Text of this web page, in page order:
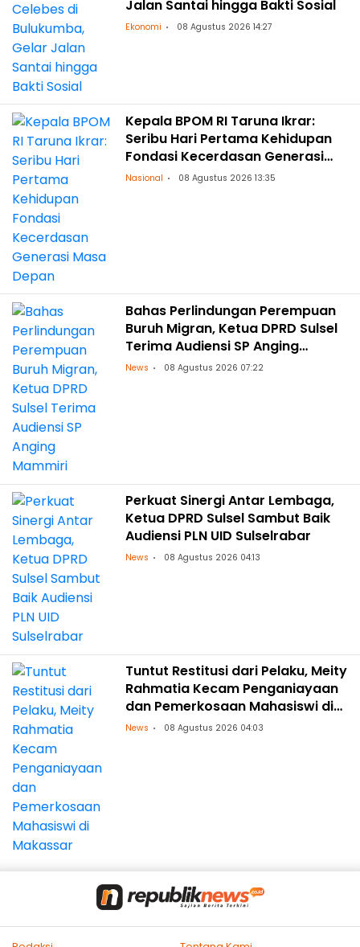
Jalan Santai hingga Bakti Sosial
Ekonomi 08 Agustus 2026 14:27
Kepala BPOM RI Taruna Ikrar:
Seribu Hari Pertama Kehidupan
Fondasi Kecerdasan Generasi
Masa Depan
Nasional 08 Agustus 2026 13:35
Bahas Perlindungan Perempuan
Buruh Migran, Ketua DPRD Sulsel
Terima Audiensi SP Anging
Mammiri
News 08 Agustus 2026 07:22
Perkuat Sinergi Antar Lembaga,
Ketua DPRD Sulsel Sambut Baik
Audiensi PLN UID Sulselrabar
News 08 Agustus 2026 04:13
Tuntut Restitusi dari Pelaku, Meity
Rahmatia Kecam Penganiayaan
dan Pemerkosaan Mahasiswi di
Makassar
News 08 Agustus 2026 04:03